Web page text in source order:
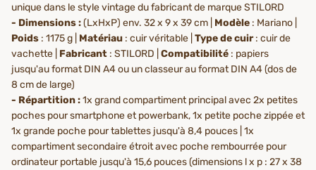
unique dans le style vintage du fabricant de marque STILORD
- Dimensions :(LxHxP) env. 32 x 9 x 39 cm | Modèle : Mariano |
Poids : 1175 g | Matériau : cuir véritable | Type de cuir: cuir de
vachette | Fabricant : STILORD | Compatibilité : papiers
jusqu'au format DIN A4 ou un classeur au format DIN A4 (dos de
8 cm de large)
- Répartition :1x grand compartiment principal avec 2x petites
poches pour smartphone et powerbank, 1x petite poche zippée et
1x grande poche pour tablettes jusqu'à 8,4 pouces | 1x
compartiment secondaire étroit avec poche rembourrée pour
ordinateur portable jusqu'à 15,6 pouces (dimensions l x p : 27 x 38